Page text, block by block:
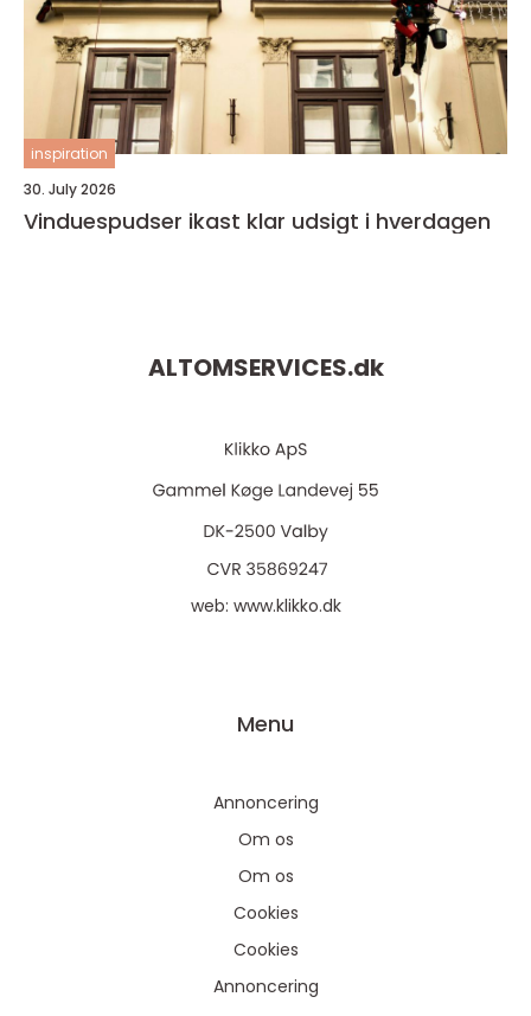
inspiration
30. July 2026
Vinduespudser ikast klar udsigt i hverdagen
ALTOMSERVICES.dk
web: www.klikko.dk
Menu
Annoncering
Om os
Om os
Cookies
Cookies
Annoncering